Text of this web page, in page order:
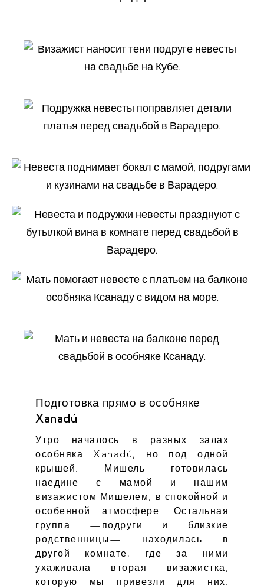
Подготовка прямо в особняке
Xanadú
Утро началось в разных залах
особняка Xanadú, но под одной
крышей. Мишель готовилась
наедине с мамой и нашим
визажистом Мишелем, в спокойной и
особенной атмосфере. Остальная
группа —подруги и близкие
родственницы— находилась в
другой комнате, где за ними
ухаживала вторая визажистка,
которую мы привезли для них.